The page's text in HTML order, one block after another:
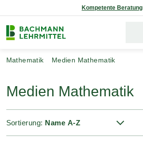
Kompetente Beratung
Mathematik Medien Mathematik
Medien Mathematik
Sortierung: